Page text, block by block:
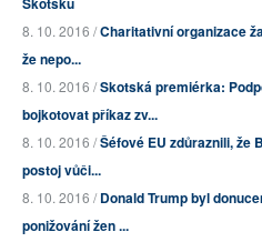
8. 10. 2016 /Charitativní organizace
že nepo...
8. 10. 2016 /Skotská premiérka:
bojkotovat příkaz zv...
8. 10. 2016 /Šéfové EU zdůraznili, že
postoj vůči...
8. 10. 2016 /Donald Trump byl
ponižování žen ...